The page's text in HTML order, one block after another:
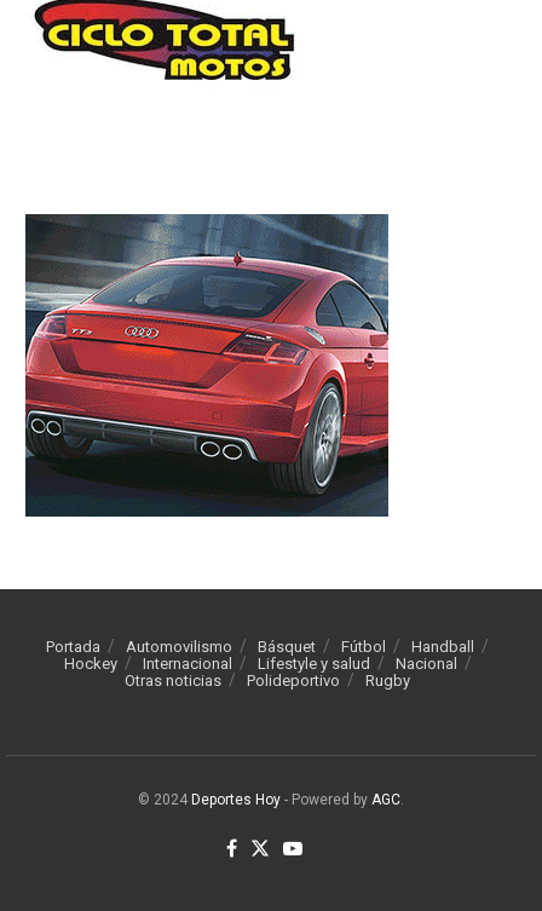
Portada Automovilismo Básquet Fútbol
Handball
Hockey
Internacional Lifestyle y salud
Nacional
Otras noticias
Polideportivo Rugby
© 2024 Deportes Hoy - Powered by AGC.